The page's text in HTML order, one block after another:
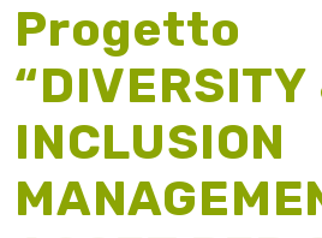
Progetto
“DIVERSITY
INCLUSION